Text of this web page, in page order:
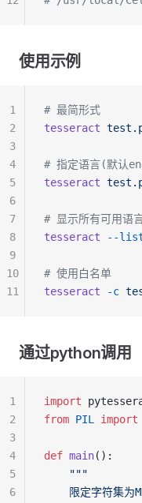
使用示例
# 最简形式
tesseract
# 指定语言(默认
tesseract
# 显示所有可用语
tesseract --
# 使用白名单
tesseract -c
1
2
3
4
5
6
7
8
9
10
11
通过python调用
import
from PIL import
def main():
    """
限定字符集为
1
2
3
4
5
6